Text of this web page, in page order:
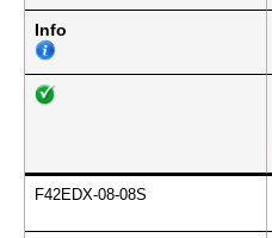
Info
F42EDX-08-08S